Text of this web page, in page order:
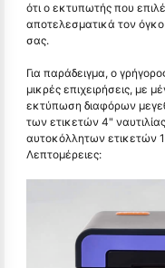
ότι ο εκτυπωτής που
αποτελεσματικά τον
σας.
Για παράδειγμα, ο
μικρές επιχειρήσεις, με
εκτύπωση διαφόρων
των ετικετών 4"
αυτοκόλλητων ετικετών
Λεπτομέρειες: